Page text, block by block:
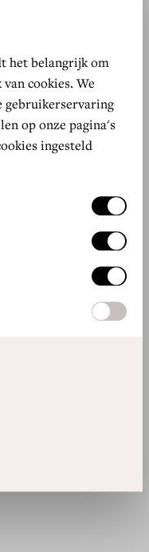
het belangrijk om
cookies. We
gebruikerservaring
op onze pagina's
ingesteld
Volgens
in 2020 de 88ste
wereld.